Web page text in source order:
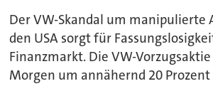
Der VW-Skandal um manipulierte
den USA sorgt für
Finanzmarkt. Die VW-
Morgen um annähernd 20 Prozent